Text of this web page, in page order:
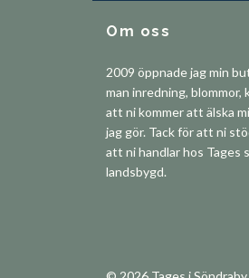
Om oss
2009 öppnade jag min
man inredning, blommor,
att ni kommer att älska
jag gör. Tack för att ni
att ni handlar hos Tages
landsbygd.